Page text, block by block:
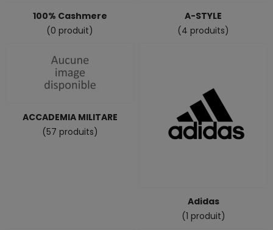
100% Cashmere
(0 produit)
A-STYLE
(4 produits)
ACCADEMIA MILITARE
(57 produits)
Adidas
(1 produit)